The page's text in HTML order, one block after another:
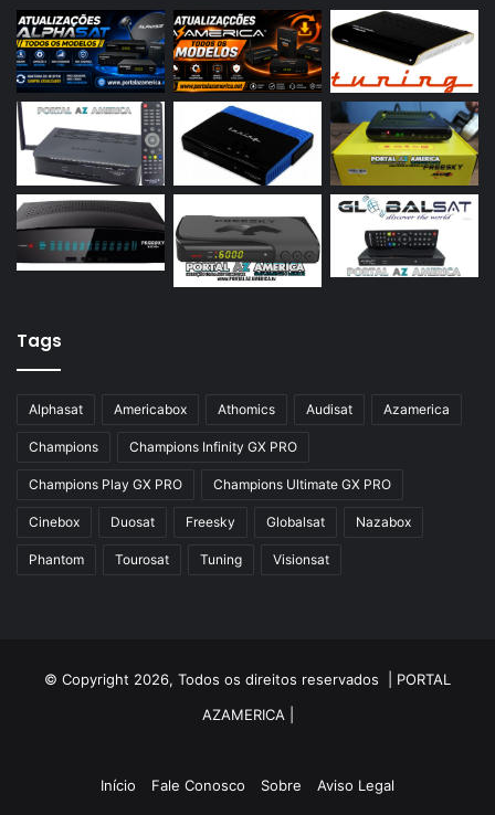
Azamerica S2010
Azamerica S2015
Azamerica S922
Azamerica S922 Mini
Azamerica S928
Azamerica Silver
Azamerica Silver GX PRO
Azamerica Silver IPTV
Azbox Like
Azfox
Azgold
Azplus
Azsat
Blade B1
Champions
Champions PRO GX
Tags
Alphasat Americabox Athomics Audisat Azamerica
Champions Champions Infinity GX PRO
Champions Play GX PRO Champions Ultimate GX PRO
Cinebox Duosat Freesky Globalsat Nazabox
Phantom Tourosat Tuning Visionsat
© Copyright 2026, Todos os direitos reservados | PORTAL
AZAMERICA|
Início Fale Conosco Sobre
Aviso Legal